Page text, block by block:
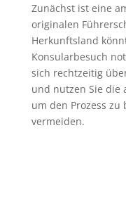
Zunächst ist eine
originalen
Herkunftsland
Konsularbesuch
sich rechtzeitig
und nutzen Sie die
um den Prozess
vermeiden.